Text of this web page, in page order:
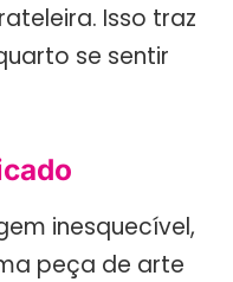
Isso traz
se sentir
inesquecível,
peça de arte